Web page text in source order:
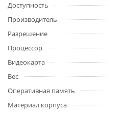
Доступность
Производитель
Разрешение
Процессор
Видеокарта
Вес
Оперативная память
Материал корпуса